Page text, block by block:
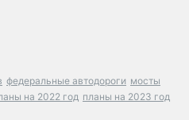
федеральные автодороги мосты
на 2022 год планы на 2023 год